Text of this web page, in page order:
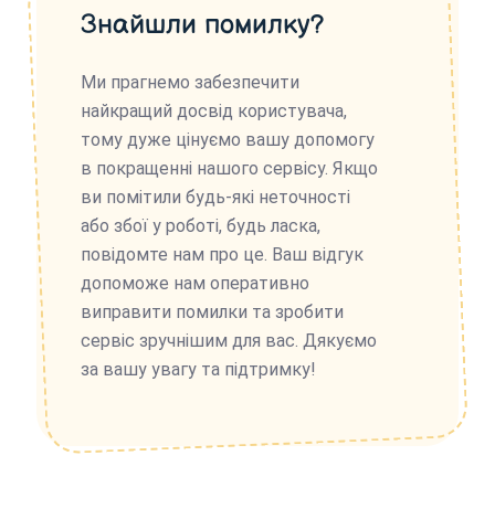
Знайшли помилку?
Ми прагнемо забезпечити
найкращий досвід користувача,
тому дуже цінуємо вашу допомогу
в покращенні нашого сервісу. Якщо
ви помітили будь-які неточності
або збої у роботі, будь ласка,
повідомте нам про це. Ваш відгук
допоможе нам оперативно
виправити помилки та зробити
сервіс зручнішим для вас. Дякуємо
за вашу увагу та підтримку!